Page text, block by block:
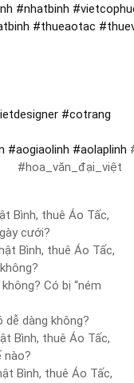
#nhatbinh #
#thueaotac #
#cotrang
#aogiaolinh #aolaplinh
Bình, thuê Áo Tấc,
cưới?
Bình, thuê Áo Tấc,
Có bị “ném
dàng không?
Bình, thuê Áo Tấc,
nào?
Bình, thuê Áo Tấc,